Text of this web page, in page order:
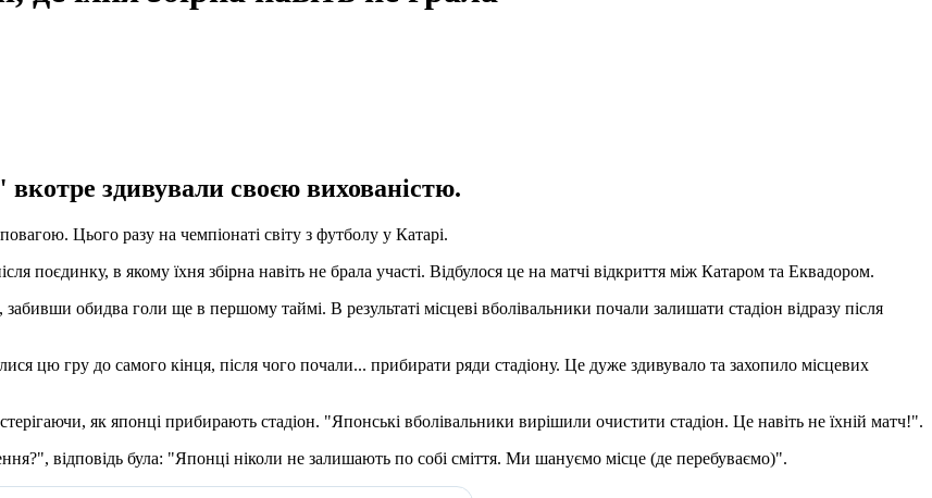
здивували своєю вихованістю.
Цього разу на чемпіонаті світу з футболу у Катарі.
поєдинку, в якому їхня збірна навіть не брала участі. Відбулося це на матчі відкриття між Катаром та Еквадором.
обидва голи ще в першому таймі. В результаті місцеві вболівальники почали залишати стадіон відразу після
цю гру до самого кінця, після чого почали... прибирати ряди стадіону. Це дуже здивувало та захопило місцевих
як японці прибирають стадіон. "Японські вболівальники вирішили очистити стадіон. Це навіть не їхній матч!".
відповідь була: "Японці ніколи не залишають по собі сміття. Ми шануємо місце (де перебуваємо)".